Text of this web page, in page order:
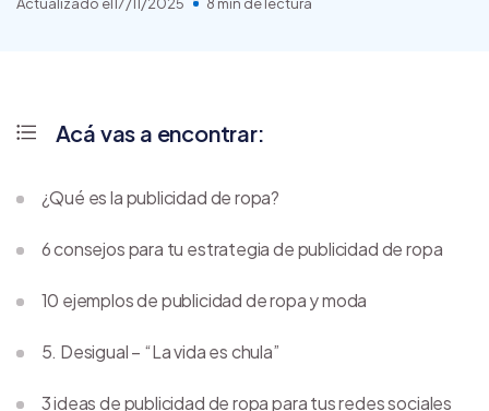
Actualizado el17/11/2025 8 min de lectura
Acá vas a encontrar:
¿Qué es la publicidad de ropa?
6 consejos para tu estrategia de publicidad de ropa
10 ejemplos de publicidad de ropa y moda
5. Desigual – “La vida es chula”
3 ideas de publicidad de ropa para tus redes sociales